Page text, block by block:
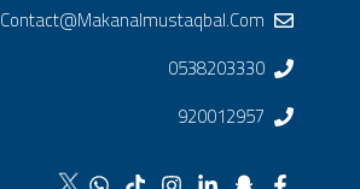
Contact@makanalmustaqbal.com
0538203330
920012957